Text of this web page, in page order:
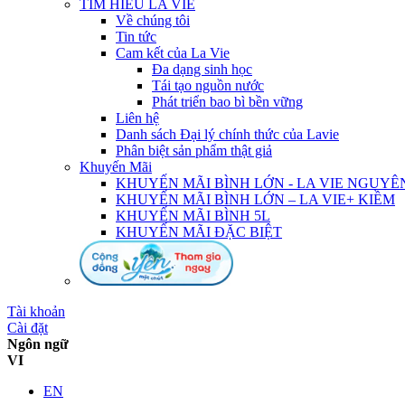
TÌM HIỂU LA VIE
Về chúng tôi
Tin tức
Cam kết của La Vie
Đa dạng sinh học
Tái tạo nguồn nước
Phát triển bao bì bền vững
Liên hệ
Danh sách Đại lý chính thức của Lavie
Phân biệt sản phẩm thật giả
Khuyến Mãi
KHUYẾN MÃI BÌNH LỚN - LA VIE
KHUYẾN MÃI BÌNH LỚN – LA VIE+ KIỀM
KHUYẾN MÃI BÌNH 5L
KHUYẾN MÃI ĐẶC BIỆT
Tài khoản
Cài đặt
Ngôn ngữ
VI
EN